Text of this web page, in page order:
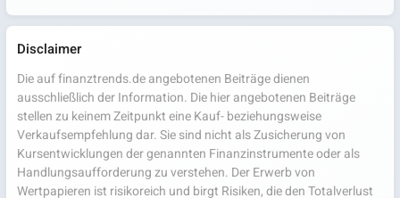
Disclaimer
Die auf finanztrends.de angebotenen Beiträge dienen
ausschließlich der Information. Die hier angebotenen Beiträge
stellen zu keinem Zeitpunkt eine Kauf- beziehungsweise
Verkaufsempfehlung dar. Sie sind nicht als Zusicherung von
Kursentwicklungen der genannten Finanzinstrumente oder als
Handlungsaufforderung zu verstehen. Der Erwerb von
Wertpapieren ist risikoreich und birgt Risiken, die den Totalverlust